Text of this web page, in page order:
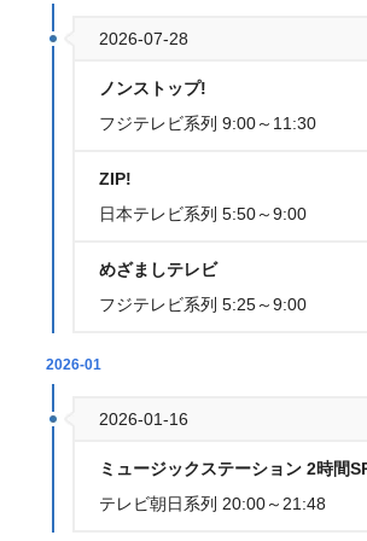
2026-07-28
ノンストップ!
フジテレビ系列 9:00～11:30
ZIP!
日本テレビ系列 5:50～9:00
めざましテレビ
フジテレビ系列 5:25～9:00
2026-01
2026-01-16
ミュージックステーション 2時間
テレビ朝日系列 20:00～21:48